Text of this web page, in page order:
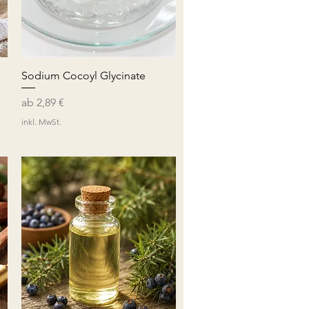
Schnellansicht
Sodium Cocoyl Glycinate
ab 2,89 €
Sale-Preis
inkl. MwSt.